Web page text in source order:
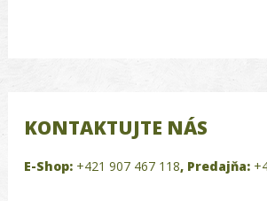
KONTAKTUJTE NÁS
E-Shop: +421 907 467 118, Predajňa: